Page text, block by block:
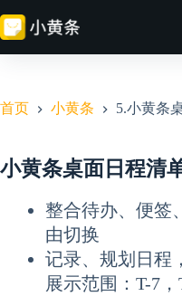
至
首页 小黄条 5.小黄条
小黄条桌面日程清
整合待办、便签
由切换
记录、规划日程
展示范围：T-7，